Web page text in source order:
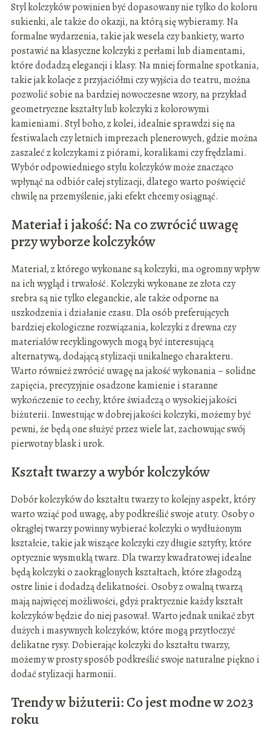
Styl kolczyków powinien być dopasowany nie tylko do koloru
sukienki, ale także do okazji, na którą się wybieramy. Na
formalne wydarzenia, takie jak wesela czy bankiety, warto
postawić na klasyczne kolczyki z perłami lub diamentami,
które dodadzą elegancji i klasy. Na mniej formalne spotkania,
takie jak kolacje z przyjaciółmi czy wyjścia do teatru, można
pozwolić sobie na bardziej nowoczesne wzory, na przykład
geometryczne kształty lub kolczyki z kolorowymi
kamieniami. Styl boho, z kolei, idealnie sprawdzi się na
festiwalach czy letnich imprezach plenerowych, gdzie można
zaszaleć z kolczykami z piórami, koralikami czy frędzlami.
Wybór odpowiedniego stylu kolczyków może znacząco
wpłynąć na odbiór całej stylizacji, dlatego warto poświęcić
chwilę na przemyślenie, jaki efekt chcemy osiągnąć.
Materiał i jakość: Na co zwrócić uwagę
przy wyborze kolczyków
Materiał, z którego wykonane są kolczyki, ma ogromny wpływ
na ich wygląd i trwałość. Kolczyki wykonane ze złota czy
srebra są nie tylko eleganckie, ale także odporne na
uszkodzenia i działanie czasu. Dla osób preferujących
bardziej ekologiczne rozwiązania, kolczyki z drewna czy
materiałów recyklingowych mogą być interesującą
alternatywą, dodającą stylizacji unikalnego charakteru.
Warto również zwrócić uwagę na jakość wykonania – solidne
zapięcia, precyzyjnie osadzone kamienie i staranne
wykończenie to cechy, które świadczą o wysokiej jakości
biżuterii. Inwestując w dobrej jakości kolczyki, możemy być
pewni, że będą one służyć przez wiele lat, zachowując swój
pierwotny blask i urok.
Kształt twarzy a wybór kolczyków
Dobór kolczyków do kształtu twarzy to kolejny aspekt, który
warto wziąć pod uwagę, aby podkreślić swoje atuty. Osoby o
okrągłej twarzy powinny wybierać kolczyki o wydłużonym
kształcie, takie jak wiszące kolczyki czy długie sztyfty, które
optycznie wysmuklą twarz. Dla twarzy kwadratowej idealne
będą kolczyki o zaokrąglonych kształtach, które złagodzą
ostre linie i dodadzą delikatności. Osoby z owalną twarzą
mają najwięcej możliwości, gdyż praktycznie każdy kształt
kolczyków będzie do niej pasował. Warto jednak unikać zbyt
dużych i masywnych kolczyków, które mogą przytłoczyć
delikatne rysy. Dobierając kolczyki do kształtu twarzy,
możemy w prosty sposób podkreślić swoje naturalne piękno i
dodać stylizacji harmonii.
Trendy w biżuterii: Co jest modne w 2023
roku